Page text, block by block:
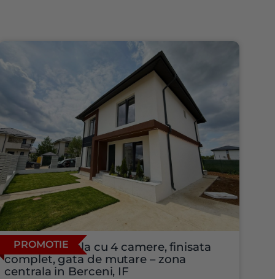
PROMOTIE
Vila individuala cu 4 camere, finisata
complet, gata de mutare – zona
centrala in Berceni, IF